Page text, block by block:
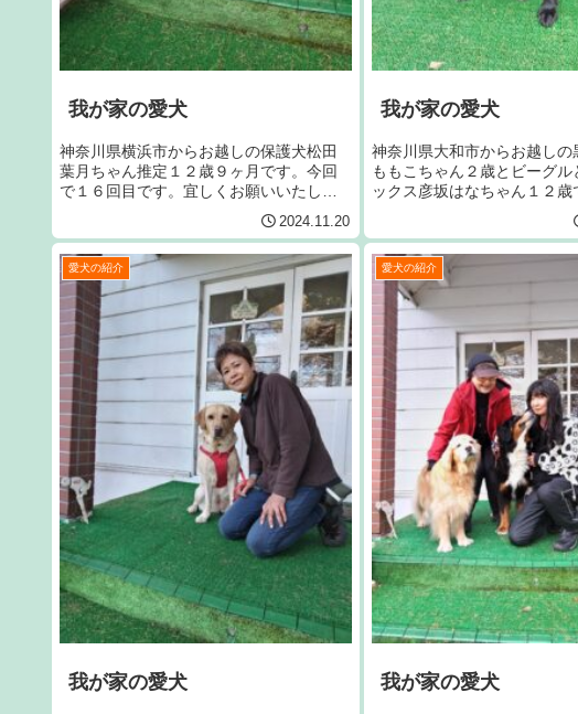
我が家の愛犬
神奈川県横浜市からお越しの保護犬松田
葉月ちゃん推定１２歳９ヶ月です。今回
で１６回目です。宜しくお願いいたしま
2024.11.20
我が家の愛犬
神奈川県大和市からお越しの
ももこちゃん２歳とビーグル
ックス彦坂はなちゃん１２歳
で４回目です。宜しくお願い
愛犬の紹介
我が家の愛犬
愛犬の紹介
我が家の愛犬